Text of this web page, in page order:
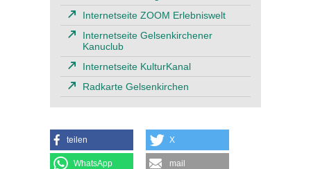
Internetseite ZOOM Erlebniswelt
Internetseite Gelsenkirchener
Kanuclub
Internetseite KulturKanal
Radkarte Gelsenkirchen
teilen X
WhatsApp mail